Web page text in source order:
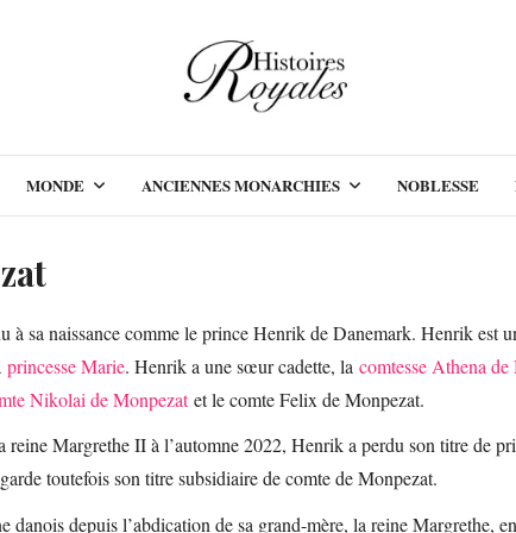
MONDE ANCIENNES MONARCHIES NOBLESSE
sa naissance comme le prince Henrik de Danemark. Henrik est
princesse Marie. Henrik a une sœur cadette, la comtesse Athena
Nikolai de Monpezatet le comte Felix de Monpezat.
Margrethe II à l’automne 2022, Henrik a perdu son titre de
toutefois son titre subsidiaire de comte de Monpezat.
danois depuis l’abdication de sa grand-mère, la reine